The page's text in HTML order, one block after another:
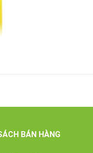
BÁN HÀNG